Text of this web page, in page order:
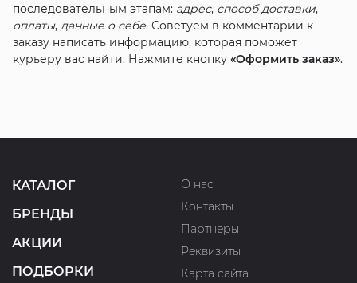
последовательным этапам: адрес, способ доставки,
оплаты, данные о себе. Советуем в комментарии к
заказу написать информацию, которая поможет
курьеру вас найти. Нажмите кнопку «Оформить заказ».
КАТАЛОГ
БРЕНДЫ
АКЦИИ
ПОДБОРКИ
О нас
Контакты
Партнеры
Реквизиты
Карта сайта